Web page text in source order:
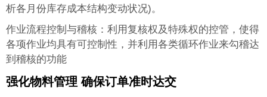
析各月份库存成本结构变动状况)。
作业流程控制与稽核：利用复核权及特殊权的控管，使得
各项作业均具有可控制性，并利用各类循环作业来勾稽达
到稽核的功能
强化物料管理 确保订单准时达交